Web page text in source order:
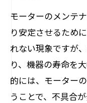
モーターのメンテ
り安定させるため
れない現象ですが
り、機器の寿命を
的には、モーター
うことで、不具合